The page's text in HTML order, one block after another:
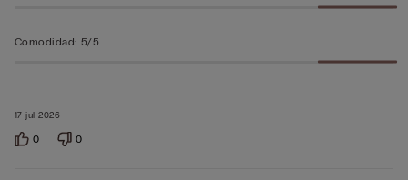
17 jul 2026
Comodidad: 5/5
0 0